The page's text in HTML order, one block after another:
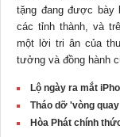
tặng đang được bày
các tỉnh thành, và
một lời tri ân của
tưởng và đồng hành
Lộ ngày ra mắt
Tháo dỡ 'vòng
Hòa Phát chính